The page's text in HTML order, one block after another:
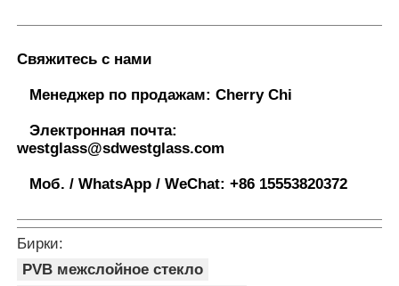
Свяжитесь с нами
Менеджер по продажам: Cherry Chi
Электронная почта:
westglass@sdwestglass.com
Моб. / WhatsApp / WeChat: +86 15553820372
Бирки:
PVB межслойное стекло